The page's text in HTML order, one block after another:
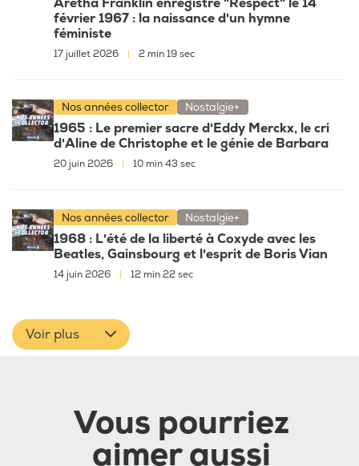
février 1967 : la naissance d'un hymne
féministe
17 juillet 2026 | 2 min 19 sec
Nos années collector Nostalgie+
1965 : Le premier sacre d'Eddy Merckx, le cri
d'Aline de Christophe et le génie de Barbara
20 juin 2026 10 min 43 sec
Nos années collector Nostalgie+
1968 : L'été de la liberté à Coxyde avec les
Beatles, Gainsbourg et l'esprit de Boris Vian
14 juin 2026 12 min 22 sec
Voir plus
Vous pourriez
aimer aussi